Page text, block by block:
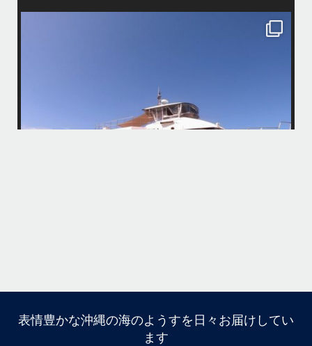
パーフェクトな海でバナナボートに船上BBQ、シュノーケリングとお楽
しみ頂いております
・
・
何ヶ月も前からやり取りさせて頂き温めていたご予約でしたので、お天
はいさい
アイランドメッセージです
表情豊かな沖縄の海のようすを日々お届けしてい
ます